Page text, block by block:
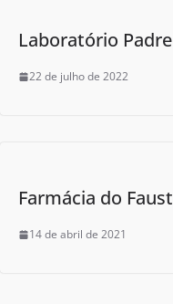
Laboratório
22 de julho de 2022
Farmácia do
14 de abril de 2021